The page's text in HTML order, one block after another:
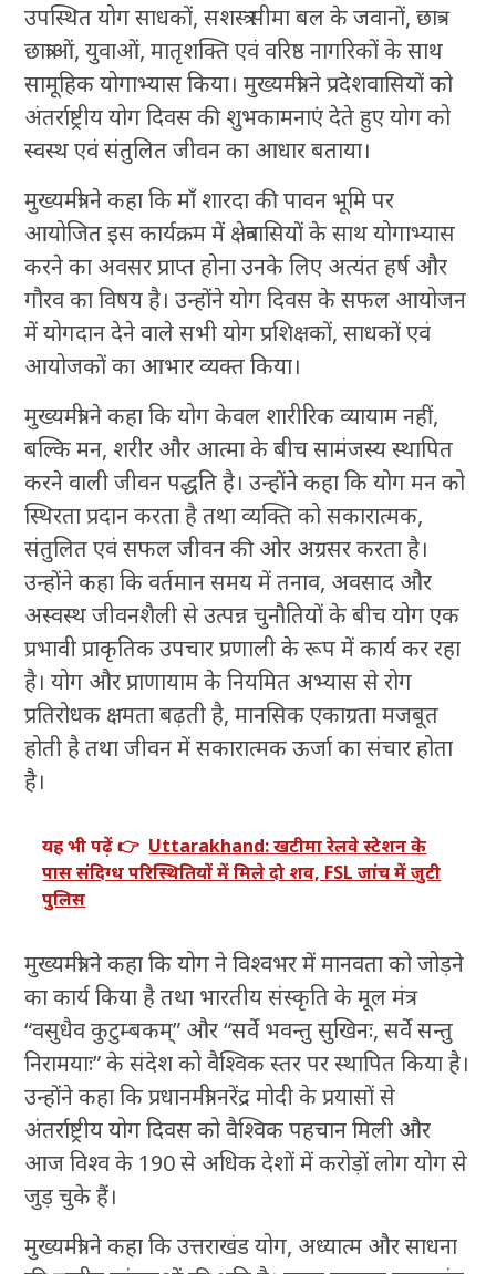
उपस्थित योग साधकों, सशस्त्र सीमा बल के जवानों, छात्र-
छात्राओं, युवाओं, मातृशक्ति एवं वरिष्ठ नागरिकों के साथ
सामूहिक योगाभ्यास किया। मुख्यमंत्री ने प्रदेशवासियों को
अंतर्राष्ट्रीय योग दिवस की शुभकामनाएं देते हुए योग को
स्वस्थ एवं संतुलित जीवन का आधार बताया।
मुख्यमंत्री ने कहा कि माँ शारदा की पावन भूमि पर
आयोजित इस कार्यक्रम में क्षेत्रवासियों के साथ योगाभ्यास
करने का अवसर प्राप्त होना उनके लिए अत्यंत हर्ष और
गौरव का विषय है। उन्होंने योग दिवस के सफल आयोजन
में योगदान देने वाले सभी योग प्रशिक्षकों, साधकों एवं
आयोजकों का आभार व्यक्त किया।
मुख्यमंत्री ने कहा कि योग केवल शारीरिक व्यायाम नहीं,
बल्कि मन, शरीर और आत्मा के बीच सामंजस्य स्थापित
करने वाली जीवन पद्धति है। उन्होंने कहा कि योग मन को
स्थिरता प्रदान करता है तथा व्यक्ति को सकारात्मक,
संतुलित एवं सफल जीवन की ओर अग्रसर करता है।
उन्होंने कहा कि वर्तमान समय में तनाव, अवसाद और
अस्वस्थ जीवनशैली से उत्पन्न चुनौतियों के बीच योग एक
प्रभावी प्राकृतिक उपचार प्रणाली के रूप में कार्य कर रहा
है। योग और प्राणायाम के नियमित अभ्यास से रोग
प्रतिरोधक क्षमता बढ़ती है, मानसिक एकाग्रता मजबूत
होती है तथा जीवन में सकारात्मक ऊर्जा का संचार होता
है।
यह भी पढ़ें 👉 Uttarakhand: खटीमा रेलवे स्टेशन के
पास संदिग्ध परिस्थितियों में मिले दो शव, FSL जांच में जुटी
पुलिस
मुख्यमंत्री ने कहा कि योग ने विश्वभर में मानवता को जोड़ने
का कार्य किया है तथा भारतीय संस्कृति के मूल मंत्र
“वसुधैव कुटुम्बकम्” और “सर्वे भवन्तु सुखिनः, सर्वे सन्तु
निरामयाः” के संदेश को वैश्विक स्तर पर स्थापित किया है।
उन्होंने कहा कि प्रधानमंत्री नरेंद्र मोदी के प्रयासों से
अंतर्राष्ट्रीय योग दिवस को वैश्विक पहचान मिली और
आज विश्व के 190 से अधिक देशों में करोड़ों लोग योग से
जुड़ चुके हैं।
मुख्यमंत्री ने कहा कि उत्तराखंड योग, अध्यात्म और साधना